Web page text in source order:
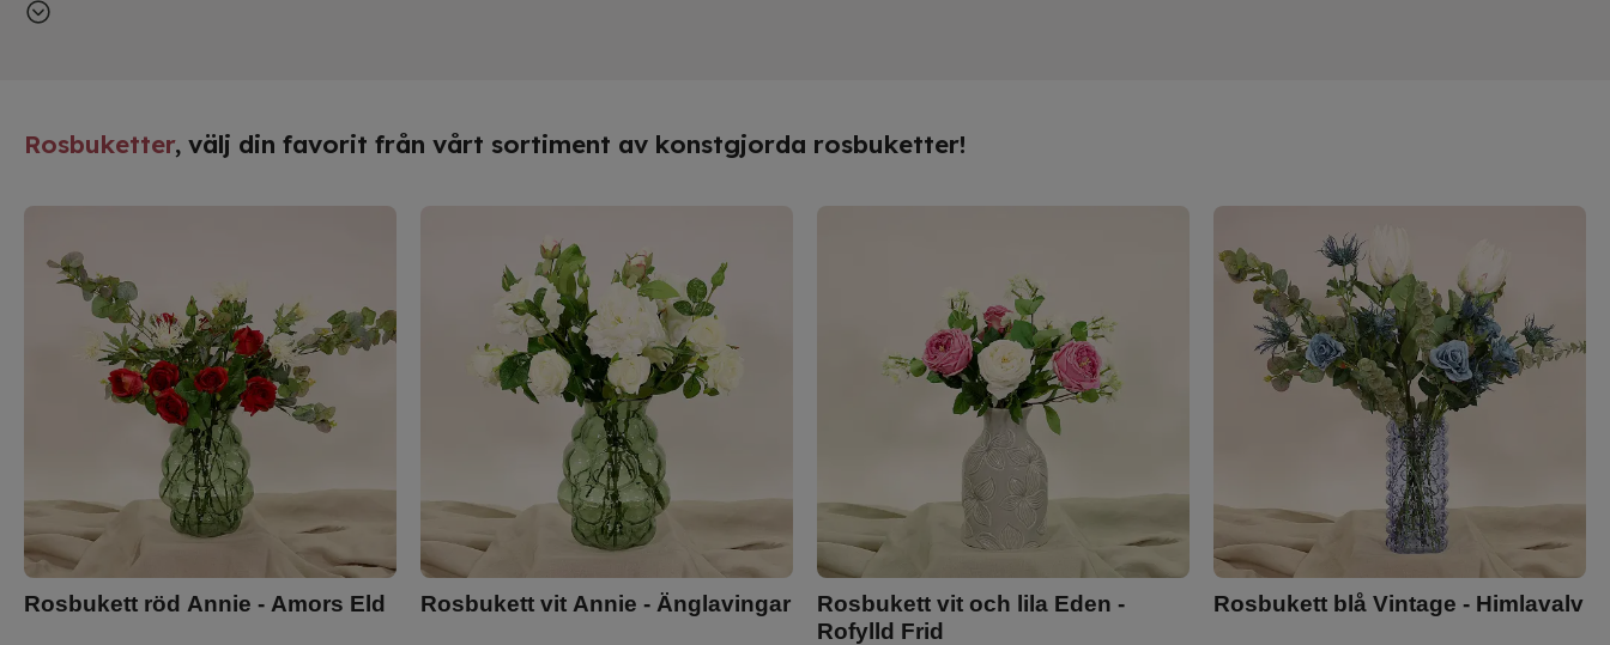
Varje rosenknopp och rosblomma är noggrant utformad för att spegla äkta elegans och
ett hållbart val för miljön. Genom att investera i konstgjorda blommor minskar du
buketter och omfamna den eviga charmen hos våra högkvalitativa konstgjorda rosor till
förmånliga priser. Låt din inredning blomstra med stil och omtanke!
Rosbuketter, välj din favorit från vårt sortiment av konstgjorda rosbuketter!
Rosbukett röd Annie - Amors Eld Rosbukett vit Annie - Änglavingar
Rosbukett vit och lila Eden -
Rofylld Frid
Rosbukett blå Vintage - Himlavalv